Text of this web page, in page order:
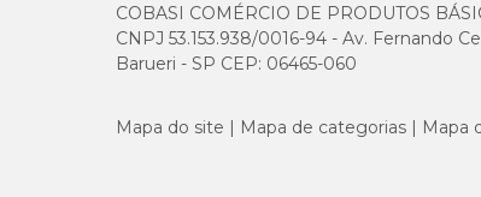
COBASI COMÉRCIO DE PRODUTOS
CNPJ 53.153.938/0016-94 - Av. Fernando
Barueri - SP CEP: 06465-060
Mapa do site Mapa de categorias Mapa